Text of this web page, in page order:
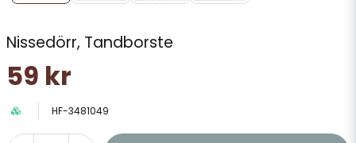
Nissedörr, Tandborste
59 kr
HF-3481049